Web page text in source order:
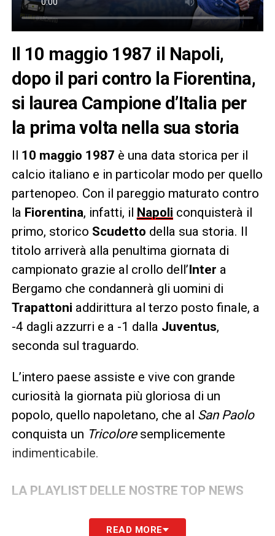
Il 10 maggio 1987 il Napoli,
dopo il pari contro la Fiorentina,
si laurea Campione d’Italia per
la prima volta nella sua storia
Il 10 maggio 1987 è una data storica per il
calcio italiano e in particolar modo per quello
partenopeo. Con il pareggio maturato contro
la Fiorentina, infatti, il Napoli conquisterà il
primo, storico Scudetto della sua storia. Il
titolo arriverà alla penultima giornata di
campionato grazie al crollo dell’Inter a
Bergamo che condannerà gli uomini di
Trapattoni addirittura al terzo posto finale, a
-4 dagli azzurri e a -1 dalla Juventus,
seconda sul traguardo.
L’intero paese assiste e vive con grande
curiosità la giornata più gloriosa di un
popolo, quello napoletano, che al San Paolo
conquista un Tricoloresemplicemente
indimenticabile.
LA PLAYLIST DELLE NOSTRE TOP NEWS
READ MORE